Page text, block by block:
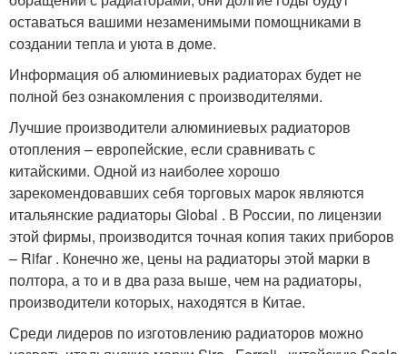
оставаться вашими незаменимыми помощниками в
создании тепла и уюта в доме.
Информация об алюминиевых радиаторах будет не
полной без ознакомления с производителями.
Лучшие производители алюминиевых радиаторов
отопления – европейские, если сравнивать с
китайскими. Одной из наиболее хорошо
зарекомендовавших себя торговых марок являются
итальянские радиаторы Global . В России, по лицензии
этой фирмы, производится точная копия таких приборов
– Rifar . Конечно же, цены на радиаторы этой марки в
полтора, а то и в два раза выше, чем на радиаторы,
производители которых, находятся в Китае.
Среди лидеров по изготовлению радиаторов можно